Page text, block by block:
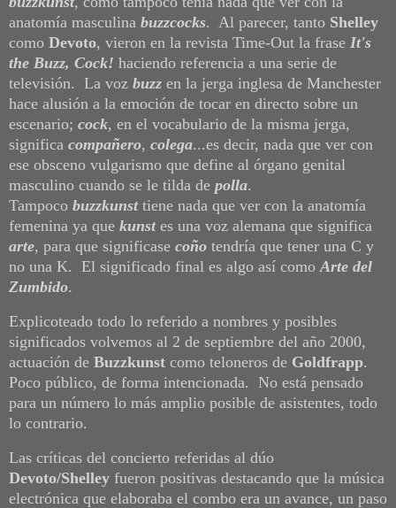
anatomía masculina buzzcocks. Al parecer, tanto Shelley
como Devoto, vieron en la revista Time-Out la frase It's
the Buzz, Cock! haciendo referencia a una serie de
televisión. La voz buzz en la jerga inglesa de Manchester
hace alusión a la emoción de tocar en directo sobre un
escenario; cock, en el vocabulario de la misma jerga,
significa compañero, colega...es decir, nada que ver con
ese obsceno vulgarismo que define al órgano genital
masculino cuando se le tilda de polla.
Tampoco buzzkunsttiene nada que ver con la anatomía
femenina ya que kunstes una voz alemana que significa
arte, para que significase coño tendría que tener una C y
no una K. El significado final es algo así comoArte del
Zumbido.
Explicoteado todo lo referido a nombres y posibles
significados volvemos al 2 de septiembre del año 2000,
actuación de Buzzkunst como teloneros de Goldfrapp.
Poco público, de forma intencionada. No está pensado
para un número lo más amplio posible de asistentes, todo
lo contrario.
Las críticas del concierto referidas al dúo
Devoto/Shelley fueron positivas destacando que la música
electrónica que elaboraba el combo era un avance, un paso